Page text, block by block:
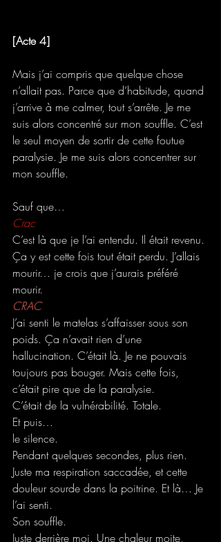
[Acte 4]
Mais j’ai compris que quelque chose
n’allait pas. Parce que d’habitude, quand
j’arrive à me calmer, tout s’arrête. Je me
suis alors concentré sur mon souffle. C’est
le seul moyen de sortir de cette foutue
paralysie. Je me suis alors concentrer sur
mon souffle.
Sauf que…
Crac
C’est là que je l’ai entendu. Il était revenu.
Ça y est cette fois tout était perdu. J’allais
mourir… je crois que j’aurais préféré
mourir.
CRAC
J’ai senti le matelas s’affaisser sous son
poids. Ça n’avait rien d’une
hallucination. C’était là. Je ne pouvais
toujours pas bouger. Mais cette fois,
c’était pire que de la paralysie.
C’était de la vulnérabilité. Totale.
Et puis…
le silence.
Pendant quelques secondes, plus rien.
Juste ma respiration saccadée, et cette
douleur sourde dans la poitrine. Et là… Je
l’ai senti.
Son souffle.
Juste derrière moi. Une chaleur moite,